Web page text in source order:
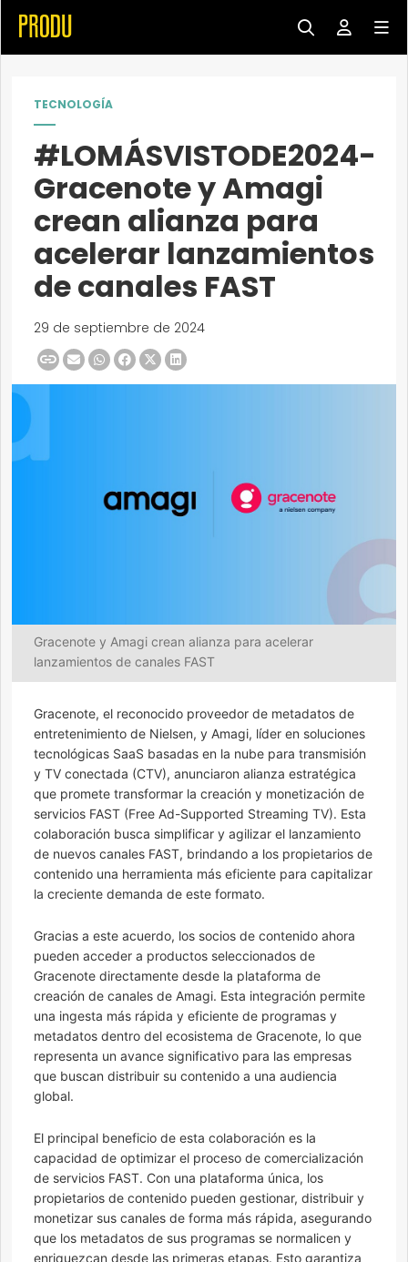
TECNOLOGÍA
#LOMÁSVISTODE2024-
Gracenote y Amagi
crean alianza para
acelerar lanzamientos
de canales FAST
29 de septiembre de 2024
Gracenote y Amagi crean alianza para acelerar
lanzamientos de canales FAST
Gracenote, el reconocido proveedor de metadatos de
entretenimiento de Nielsen, y Amagi, líder en soluciones
tecnológicas SaaS basadas en la nube para transmisión
y TV conectada (CTV), anunciaron alianza estratégica
que promete transformar la creación y monetización de
servicios FAST (Free Ad-Supported Streaming TV). Esta
colaboración busca simplificar y agilizar el lanzamiento
de nuevos canales FAST, brindando a los propietarios de
contenido una herramienta más eficiente para capitalizar
la creciente demanda de este formato.
Gracias a este acuerdo, los socios de contenido ahora
pueden acceder a productos seleccionados de
Gracenote directamente desde la plataforma de
creación de canales de Amagi. Esta integración permite
una ingesta más rápida y eficiente de programas y
metadatos dentro del ecosistema de Gracenote, lo que
representa un avance significativo para las empresas
que buscan distribuir su contenido a una audiencia
global.
El principal beneficio de esta colaboración es la
capacidad de optimizar el proceso de comercialización
de servicios FAST. Con una plataforma única, los
propietarios de contenido pueden gestionar, distribuir y
monetizar sus canales de forma más rápida, asegurando
que los metadatos de sus programas se normalicen y
enriquezcan desde las primeras etapas. Esto garantiza